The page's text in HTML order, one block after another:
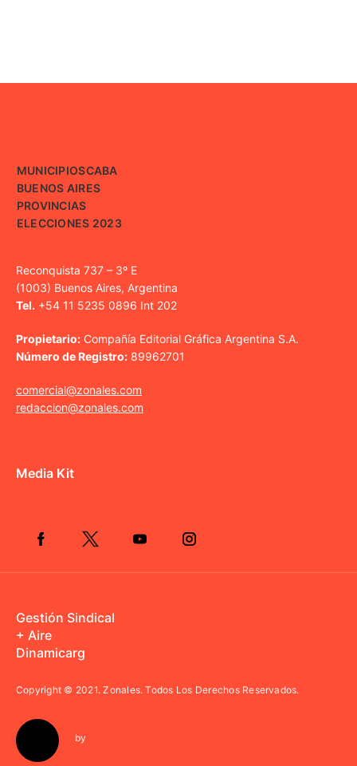
MUNICIPIOSCABA
BUENOS AIRES
PROVINCIAS
ELECCIONES 2023
Reconquista 737 – 3º E
(1003) Buenos Aires, Argentina
Tel. +54 11 5235 0896 Int 202
Propietario: Compañía Editorial Gráfica Argentina S.A.
Número de Registro: 89962701
comercial@zonales.com
redaccion@zonales.com
Media Kit
Gestión Sindical
+ Aire
Dinamicarg
Copyright © 2021.Zonales. Todos Los Derechos Reservados.
by